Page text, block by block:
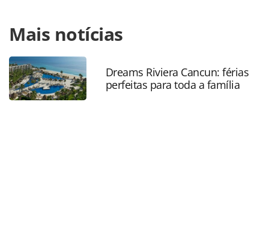
https://www.panrotas.com.br/gente/movimentacao/2024/
beach-reforca-sua-area-comercial-com-nomes-
experientes_209476.html ou as ferramentas oferecidas na
página. Todo o conteúdo produzido pela PANROTAS
Editora é protegido pela legislação brasileira sobre direito
autoral. Não reproduza o conteúdo sem autorização da
Mais notícias
Dreams Riviera Cancun: férias
perfeitas para toda a família